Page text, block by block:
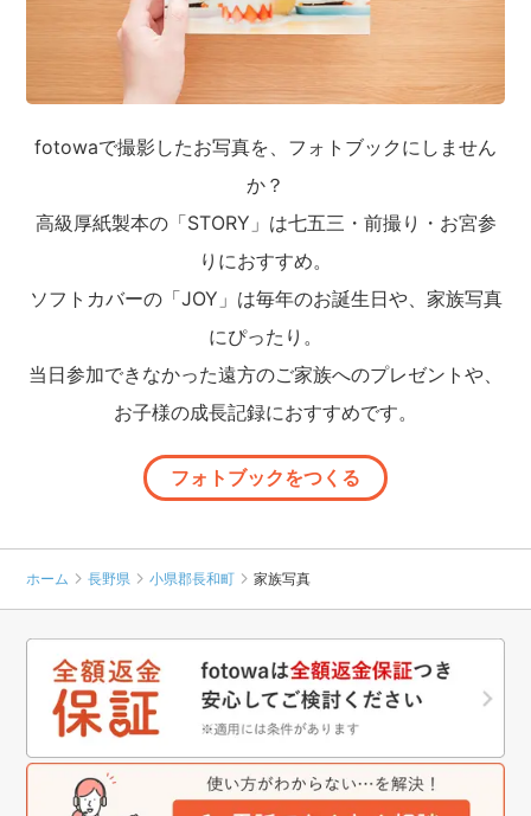
fotowaで撮影したお写真を、フォトブックにしません
か？
高級厚紙製本の「STORY」は七五三・前撮り・お宮参
りにおすすめ。
ソフトカバーの「JOY」は毎年のお誕生日や、家族写真
にぴったり。
当日参加できなかった遠方のご家族へのプレゼントや、
お子様の成長記録におすすめです。
フォトブックをつくる
ホーム 長野県 小県郡長和町 家族写真